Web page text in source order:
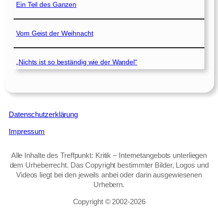
Ein Teil des Ganzen
Vom Geist der Weihnacht
„Nichts ist so beständig wie der Wandel“
Datenschutzerklärung
Impressum
Alle Inhalte des Treffpunkt: Kritik – Internetangebots unterliegen
dem Urheberrecht. Das Copyright bestimmter Bilder, Logos und
Videos liegt bei den jeweils anbei oder darin ausgewiesenen
Urhebern.
Copyright © 2002‑2026